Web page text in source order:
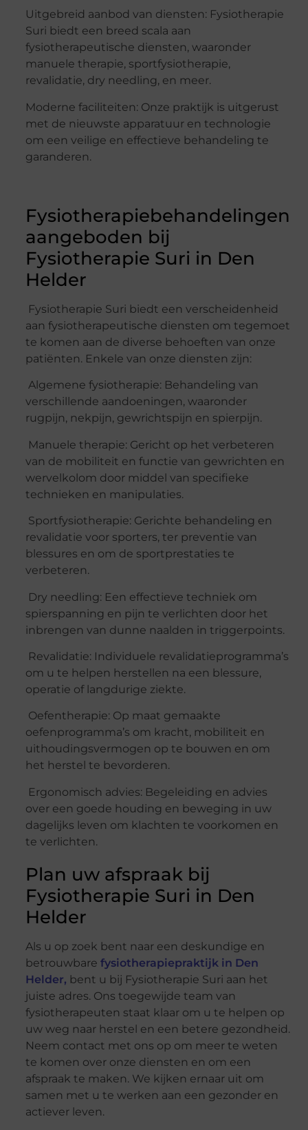
Uitgebreid aanbod van diensten: Fysiotherapie
Suri biedt een breed scala aan
fysiotherapeutische diensten, waaronder
manuele therapie, sportfysiotherapie,
revalidatie, dry needling, en meer.
Moderne faciliteiten: Onze praktijk is uitgerust
met de nieuwste apparatuur en technologie
om een veilige en effectieve behandeling te
garanderen.
Fysiotherapiebehandelingen
aangeboden bij
Fysiotherapie Suri in Den
Helder
Fysiotherapie Suri biedt een verscheidenheid
aan fysiotherapeutische diensten om tegemoet
te komen aan de diverse behoeften van onze
patiënten. Enkele van onze diensten zijn:
Algemene fysiotherapie: Behandeling van
verschillende aandoeningen, waaronder
rugpijn, nekpijn, gewrichtspijn en spierpijn.
Manuele therapie: Gericht op het verbeteren
van de mobiliteit en functie van gewrichten en
wervelkolom door middel van specifieke
technieken en manipulaties.
Sportfysiotherapie: Gerichte behandeling en
revalidatie voor sporters, ter preventie van
blessures en om de sportprestaties te
verbeteren.
Dry needling: Een effectieve techniek om
spierspanning en pijn te verlichten door het
inbrengen van dunne naalden in triggerpoints.
Revalidatie: Individuele revalidatieprogramma’s
om u te helpen herstellen na een blessure,
operatie of langdurige ziekte.
Oefentherapie: Op maat gemaakte
oefenprogramma’s om kracht, mobiliteit en
uithoudingsvermogen op te bouwen en om
het herstel te bevorderen.
Ergonomisch advies: Begeleiding en advies
over een goede houding en beweging in uw
dagelijks leven om klachten te voorkomen en
te verlichten.
Plan uw afspraak bij
Fysiotherapie Suri in Den
Helder
Als u op zoek bent naar een deskundige en
betrouwbare fysiotherapiepraktijk in Den
Helder, bent u bij Fysiotherapie Suri aan het
juiste adres. Ons toegewijde team van
fysiotherapeuten staat klaar om u te helpen op
uw weg naar herstel en een betere gezondheid.
Neem contact met ons op om meer te weten
te komen over onze diensten en om een
afspraak te maken. We kijken ernaar uit om
samen met u te werken aan een gezonder en
actiever leven.